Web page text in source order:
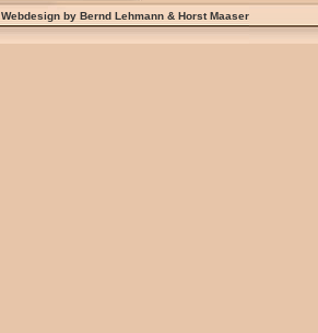
Webdesign by Bernd Lehmann & Horst Maaser